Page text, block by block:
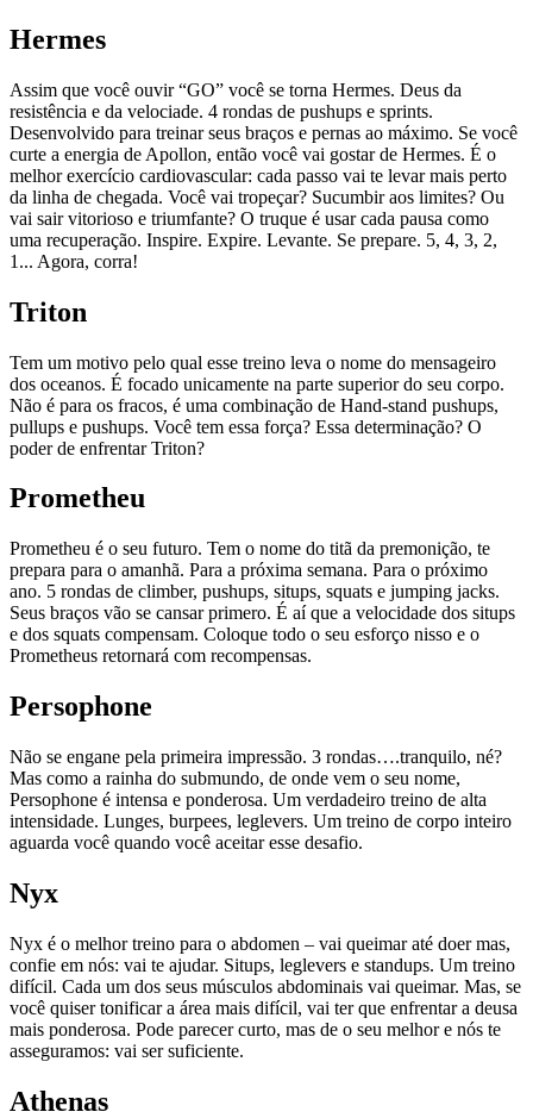
Hermes
Assim que você ouvir “GO” você se torna Hermes. Deus da
resistência e da velociade. 4 rondas de pushups e sprints.
Desenvolvido para treinar seus braços e pernas ao máximo. Se você
curte a energia de Apollon, então você vai gostar de Hermes. É o
melhor exercício cardiovascular: cada passo vai te levar mais perto
da linha de chegada. Você vai tropeçar? Sucumbir aos limites? Ou
vai sair vitorioso e triumfante? O truque é usar cada pausa como
uma recuperação. Inspire. Expire. Levante. Se prepare. 5, 4, 3, 2,
1... Agora, corra!
Triton
Tem um motivo pelo qual esse treino leva o nome do mensageiro
dos oceanos. É focado unicamente na parte superior do seu corpo.
Não é para os fracos, é uma combinação de Hand-stand pushups,
pullups e pushups. Você tem essa força? Essa determinação? O
poder de enfrentar Triton?
Prometheu
Prometheu é o seu futuro. Tem o nome do titã da premonição, te
prepara para o amanhã. Para a próxima semana. Para o próximo
ano. 5 rondas de climber, pushups, situps, squats e jumping jacks.
Seus braços vão se cansar primero. É aí que a velocidade dos situps
e dos squats compensam. Coloque todo o seu esforço nisso e o
Prometheus retornará com recompensas.
Persophone
Não se engane pela primeira impressão. 3 rondas….tranquilo, né?
Mas como a rainha do submundo, de onde vem o seu nome,
Persophone é intensa e ponderosa. Um verdadeiro treino de alta
intensidade. Lunges, burpees, leglevers. Um treino de corpo inteiro
aguarda você quando você aceitar esse desafio.
Nyx
Nyx é o melhor treino para o abdomen – vai queimar até doer mas,
confie em nós: vai te ajudar. Situps, leglevers e standups. Um treino
difícil. Cada um dos seus músculos abdominais vai queimar. Mas, se
você quiser tonificar a área mais difícil, vai ter que enfrentar a deusa
mais ponderosa. Pode parecer curto, mas de o seu melhor e nós te
asseguramos: vai ser suficiente.
Athenas